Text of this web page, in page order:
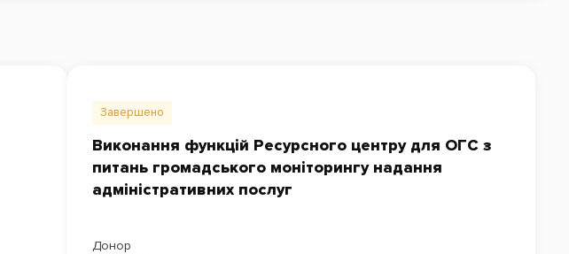
Завершено
Виконання функцій Ресурсного центру для ОГС з
питань громадського моніторингу надання
адміністративних послуг
Донор